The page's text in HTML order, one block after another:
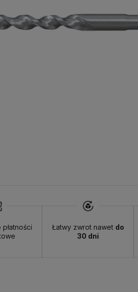
płatności
Łatwy zwrot nawet do
30 dni